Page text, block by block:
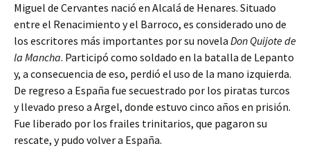
Miguel de Cervantes nació en Alcalá de Henares. Situado
entre el Renacimiento y el Barroco, es considerado uno de
los escritores más importantes por su novela Don Quijote de
la Mancha. Participó como soldado en la batalla de Lepanto
y, a consecuencia de eso, perdió el uso de la mano izquierda.
De regreso a España fue secuestrado por los piratas turcos
y llevado preso a Argel, donde estuvo cinco años en prisión.
Fue liberado por los frailes trinitarios, que pagaron su
rescate, y pudo volver a España.